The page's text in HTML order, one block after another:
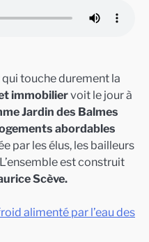
touche durement la
immobiliervoit le jour à
Jardin des Balmes
abordables
par les élus, les bailleurs
est construit
Scève.
alimenté par l’eau des